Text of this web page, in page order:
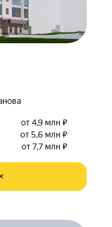
от 4,9 млн ₽
от 5,6 млн ₽
от 7,7 млн ₽